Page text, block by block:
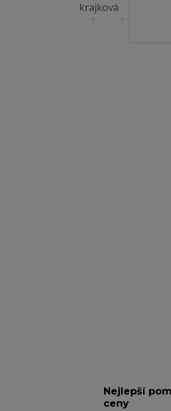
Nejlepší
ceny